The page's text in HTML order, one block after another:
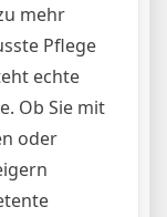
mehr
Pflege
echte
Ob Sie mit
oder